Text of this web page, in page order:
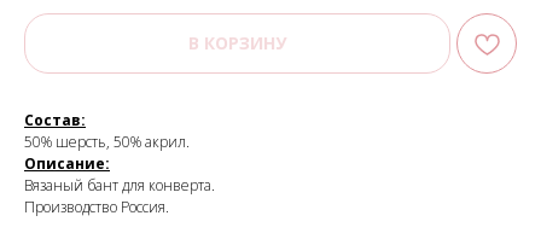
В КОРЗИНУ
Состав:
50% шерсть, 50% акрил.
Описание:
Вязаный бант для конверта.
Производство Россия.